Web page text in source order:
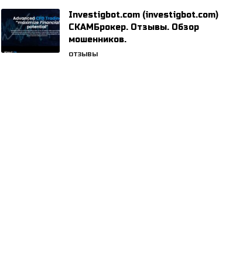
Investigbot.com (investigbot.com)
СКАМБрокер. Отзывы. Обзор
мошенников.
ОТЗЫВЫ